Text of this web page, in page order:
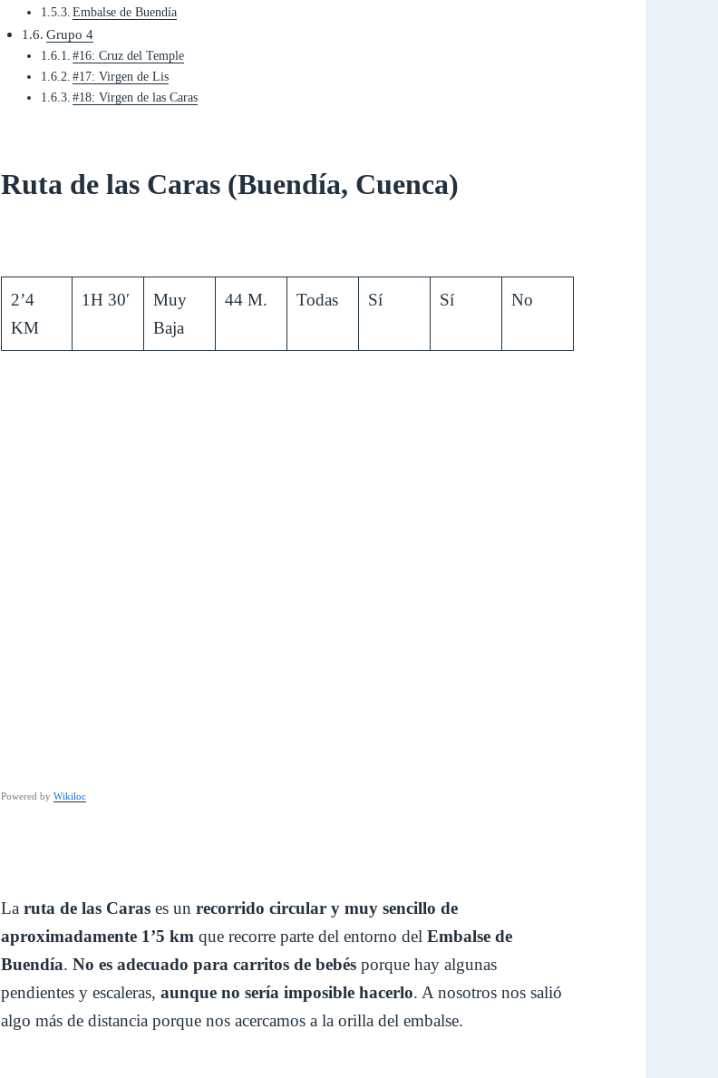
Embalse de Buendía
Grupo 4
#16: Cruz del Temple
#17: Virgen de Lis
#18: Virgen de las Caras
Ruta de las Caras (Buendía, Cuenca)
2’4
KM
1H 30′
Muy
Baja
44 M. Todas Sí Sí No
Powered byWikiloc
Laruta de las Caras es un recorrido circular y muy sencillo de
aproximadamente 1’5 km que recorre parte del entorno delEmbalse de
Buendía.No es adecuado para carritos de bebés porque hay algunas
pendientes y escaleras,aunque no sería imposible hacerlo. A nosotros nos salió
algo más de distancia porque nos acercamos a la orilla del embalse.